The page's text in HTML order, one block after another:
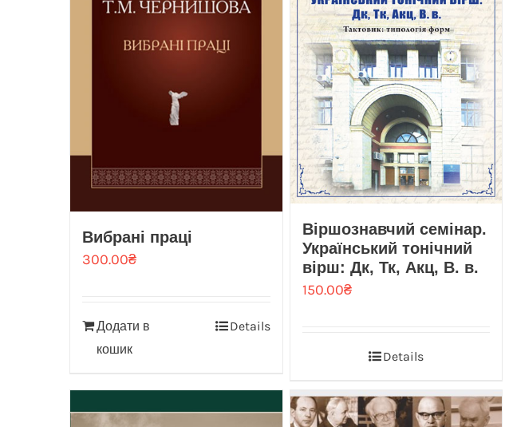
Вибрані праці
300.00₴
Додати в
кошик
Details
Віршознавчий семінар.
Український тонічний
вірш: Дк, Тк, Акц, В. в.
150.00₴
Details